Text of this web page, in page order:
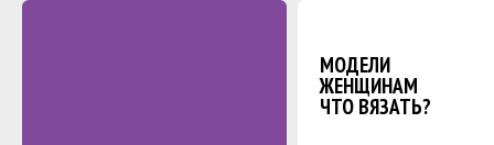
МОДЕЛИ
ЖЕНЩИНАМ
ЧТО ВЯЗАТЬ?